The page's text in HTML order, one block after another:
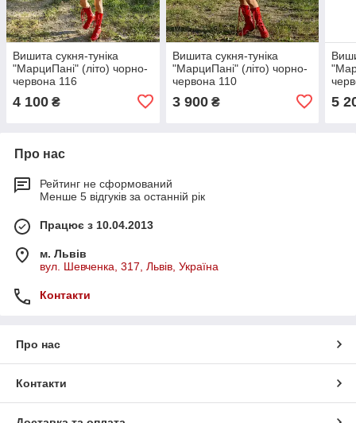
Вишита сукня-туніка
"МарциПані" (літо) чорно-
червона 116
4 100 ₴
Вишита сукня-туніка
"МарциПані" (літо) чорно-
червона 110
3 900₴ 5
Про нас
Рейтинг не сформований
Менше 5 відгуків за останній рік
Працює з 10.04.2013
м. Львів
вул. Шевченка, 317, Львів, Україна
Контакти
Про нас
Контакти